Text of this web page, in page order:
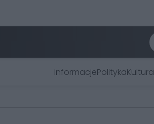
InformacjePolitykaKultura